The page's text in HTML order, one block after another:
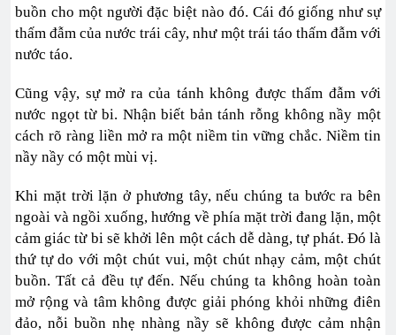
buồn cho một người đặc biệt nào đó. Cái đó giống như sự
thấm đẫm của nước trái cây, như một trái táo thấm đẫm với
nước táo.
Cũng vậy, sự mở ra của tánh không được thấm đẫm với
nước ngọt từ bi. Nhận biết bản tánh rỗng không nầy một
cách rõ ràng liền mở ra một niềm tin vững chắc. Niềm tin
nầy nầy có một mùi vị.
Khi mặt trời lặn ở phương tây, nếu chúng ta bước ra bên
ngoài và ngồi xuống, hướng về phía mặt trời đang lặn, một
cảm giác từ bi sẽ khởi lên một cách dễ dàng, tự phát. Đó là
thứ tự do với một chút vui, một chút nhạy cảm, một chút
buồn. Tất cả đều tự đến. Nếu chúng ta không hoàn toàn
mở rộng và tâm không được giải phóng khỏi những điên
đảo, nỗi buồn nhẹ nhàng nầy sẽ không được cảm nhận